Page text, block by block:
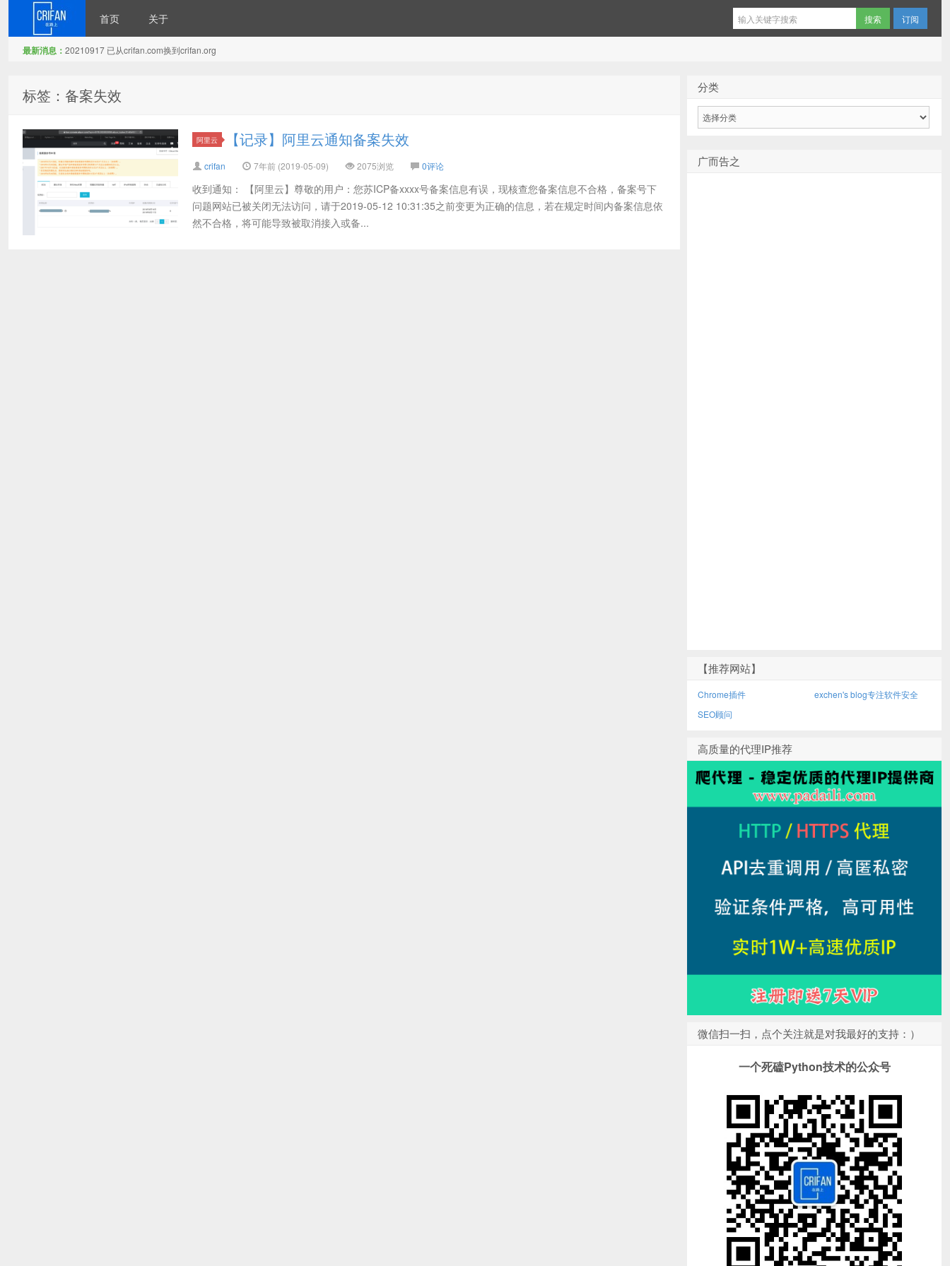
首页 关于 订阅
最新消息： 20210917 已从crifan.com换到crifan.org
标签：备案失效
阿里云 【记录】阿里云通知备案失效
crifan 7年前 (2019-05-09) 2075浏览 0评论
收到通知： 【阿里云】尊敬的用户：您苏ICP备xxxx号备案信息有误，现核查您备案信息不合格，备案号下
问题网站已被关闭无法访问，请于2019-05-12 10:31:35之前变更为正确的信息，若在规定时间内备案信息依
然不合格，将可能导致被取消接入或备...
分类
广而告之
【推荐网站】
Chrome插件
exchen's blog专注软件安全
SEO顾问
高质量的代理IP推荐
微信扫一扫，点个关注就是对我最好的支持：）
一个死磕Python技术的公众号